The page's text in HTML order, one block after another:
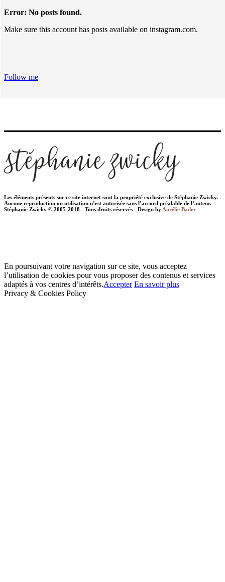
Error: No posts found.
Make sure this account has posts available on instagram.com.
Follow me
Les éléments présents sur ce site internet sont la propriété exclusive de Stéphanie Zwicky.
Aucune reproduction ou utilisation n’est autorisée sans l’accord préalable de l’auteur.
Stéphanie Zwicky © 2005-2018 - Tous droits réservés - Design by Aurélie Bader
En poursuivant votre navigation sur ce site, vous acceptez
l’utilisation de cookies pour vous proposer des contenus et services
adaptés à vos centres d’intérêts.Accepter En savoir plus
Privacy & Cookies Policy